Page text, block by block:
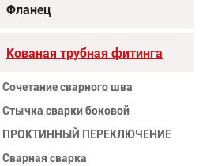
Фланец
Кованая трубная фитинга
Сочетание сварного шва
Стычка сварки боковой
ПРОКТИННЫЙ ПЕРЕКЛЮЧЕНИЕ
Сварная сварка